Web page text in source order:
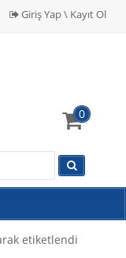
Giriş Yap \ Kayıt Ol
0
etiketlendi